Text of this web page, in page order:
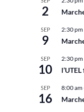
2
SEP
9
2:30 pm
SEP
10
2:30 pm
SEP
16
8:00 am